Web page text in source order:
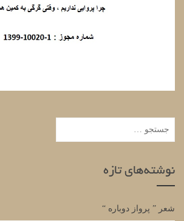
جستجو
برای:
نوشته‌های تازه
شعر ” پرواز دوباره “